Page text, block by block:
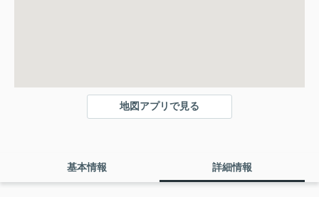
地図アプリで見る
基本情報 詳細情報